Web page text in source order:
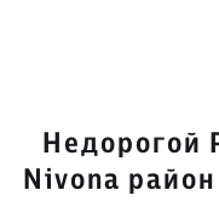
Недорогой
Nivona